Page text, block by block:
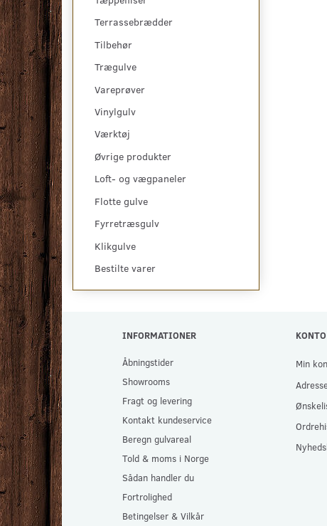
Terrassebrædder
Tilbehør
Trægulve
Vareprøver
Vinylgulv
Værktøj
Øvrige produkter
Loft- og vægpaneler
Flotte gulve
Fyrretræsgulv
Klikgulve
Bestilte varer
INFORMATIONER
Åbningstider
Showrooms
Fragt og levering
Kontakt kundeservice
Beregn gulvareal
Told & moms i Norge
Sådan handler du
Fortrolighed
Betingelser & Vilkår
KONTO
Min